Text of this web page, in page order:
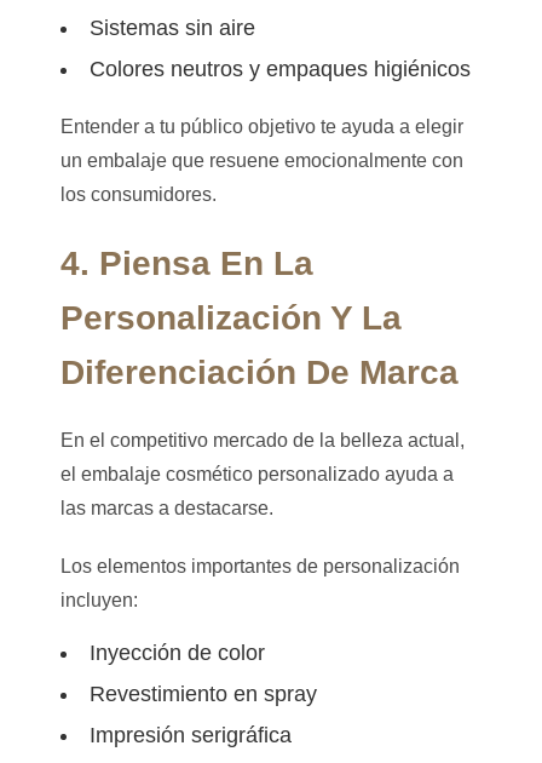
Sistemas sin aire
Colores neutros y empaques higiénicos
Entender a tu público objetivo te ayuda a elegir
un embalaje que resuene emocionalmente con
los consumidores.
4. Piensa En La
Personalización Y La
Diferenciación De Marca
En el competitivo mercado de la belleza actual,
el embalaje cosmético personalizado ayuda a
las marcas a destacarse.
Los elementos importantes de personalización
incluyen:
Inyección de color
Revestimiento en spray
Impresión serigráfica